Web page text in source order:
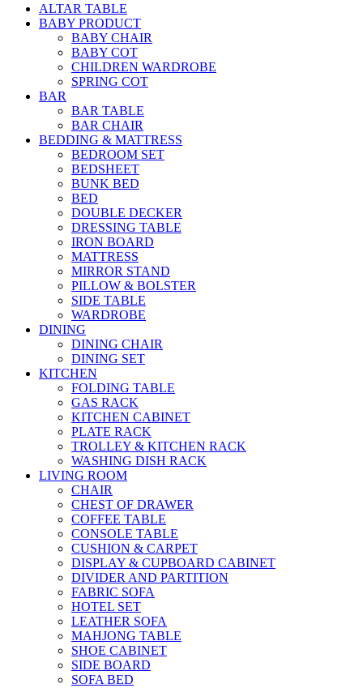
ALTAR TABLE
BABY PRODUCT
BABY CHAIR
BABY COT
CHILDREN WARDROBE
SPRING COT
BAR
BAR TABLE
BAR CHAIR
BEDDING & MATTRESS
BEDROOM SET
BEDSHEET
BUNK BED
BED
DOUBLE DECKER
DRESSING TABLE
IRON BOARD
MATTRESS
MIRROR STAND
PILLOW & BOLSTER
SIDE TABLE
WARDROBE
DINING
DINING CHAIR
DINING SET
KITCHEN
FOLDING TABLE
GAS RACK
KITCHEN CABINET
PLATE RACK
TROLLEY & KITCHEN RACK
WASHING DISH RACK
LIVING ROOM
CHAIR
CHEST OF DRAWER
COFFEE TABLE
CONSOLE TABLE
CUSHION & CARPET
DISPLAY & CUPBOARD CABINET
DIVIDER AND PARTITION
FABRIC SOFA
HOTEL SET
LEATHER SOFA
MAHJONG TABLE
SHOE CABINET
SIDE BOARD
SOFA BED